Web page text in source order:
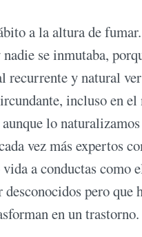
a la altura de
se inmutaba,
y natural
incluso en
lo
vez más expertos
a conductas como
pero
en un trastorno.